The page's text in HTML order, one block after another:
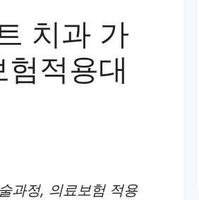
치과 가
적용대
과정, 의료보험 적용